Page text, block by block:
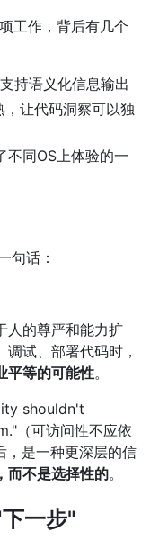
工作，背后有几个
持语义化信息输出
让代码洞察可以独
不同OS上体验的一
句话：
人的尊严和能力扩
试、部署代码时，
平等的可能性。
shouldn't
（可访问性不应依
是一种更深层的信
而不是选择性的。
一步"